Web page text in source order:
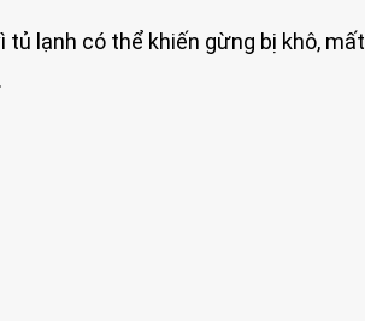
tủ lạnh có thể khiến gừng bị khô,